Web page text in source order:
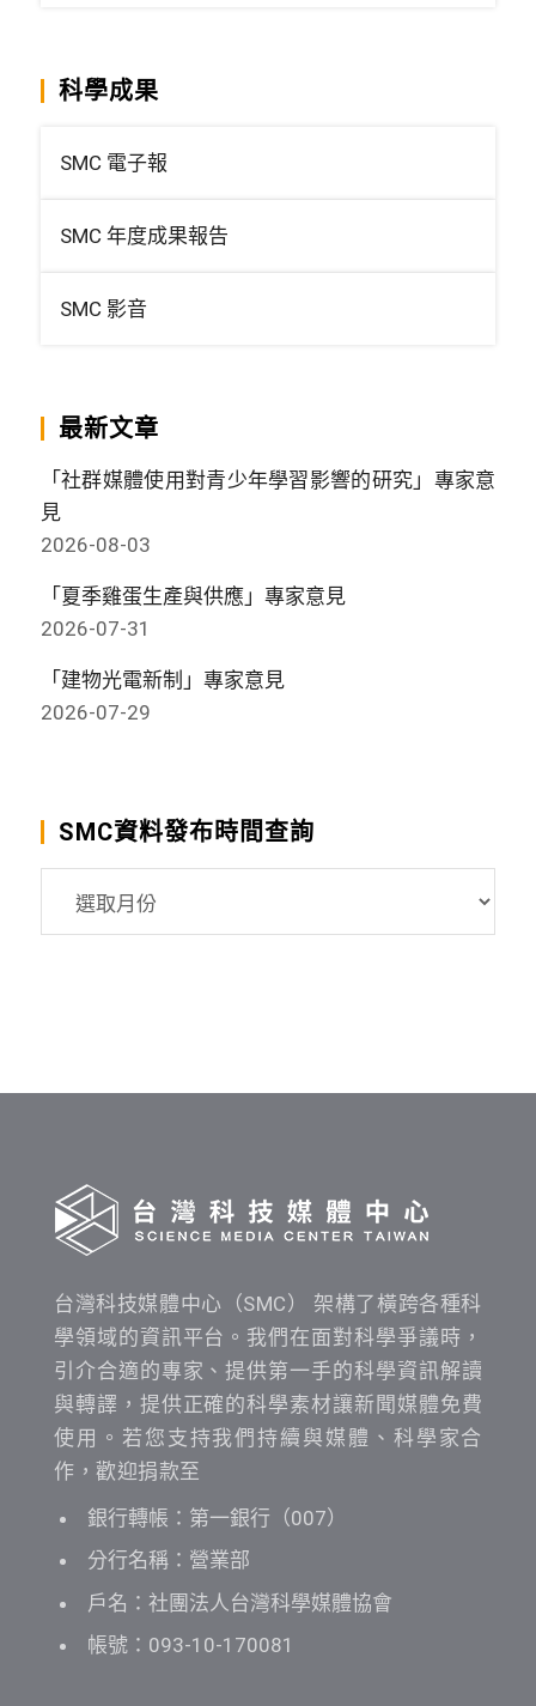
科學成果
SMC 電子報
SMC 年度成果報告
SMC 影音
最新文章
「社群媒體使用對青少年學習影響的研究」專家意
見
2026-08-03
「夏季雞蛋生產與供應」專家意見
2026-07-31
「建物光電新制」專家意見
2026-07-29
SMC資料發布時間查詢
台灣科技媒體中心（SMC） 架構了橫跨各種科
學領域的資訊平台。我們在面對科學爭議時，
引介合適的專家、提供第一手的科學資訊解讀
與轉譯，提供正確的科學素材讓新聞媒體免費
使用。若您支持我們持續與媒體、科學家合
作，歡迎捐款至
銀行轉帳：第一銀行（007）
分行名稱：營業部
戶名：社團法人台灣科學媒體協會
帳號：093-10-170081